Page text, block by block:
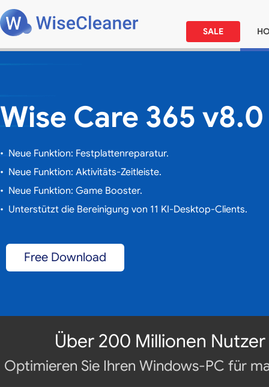
SALE
Free Download
Wise Care 365 v8.0
• Neue Funktion: Festplattenreparatur.
• Neue Funktion: Aktivitäts-Zeitleiste.
• Neue Funktion: Game Booster.
• Unterstützt die Bereinigung von 11 KI-Desktop-Clients.
Über 200 Millionen
Optimieren Sie Ihren Windows-PC für